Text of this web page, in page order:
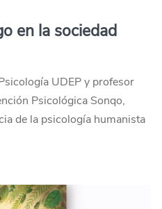
en la sociedad
UDEP y profesor
Psicológica Sonqo,
de la psicología humanista